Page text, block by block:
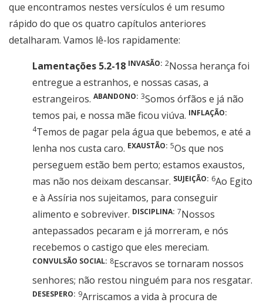
que encontramos nestes versículos é um resumo
rápido do que os quatro capítulos anteriores
detalharam. Vamos lê-los rapidamente:
Lamentações 5.2-18 INVASÃO: 2Nossa herança foi
entregue a estranhos, e nossas casas, a
estrangeiros. ABANDONO: 3Somos órfãos e já não
temos pai, e nossa mãe ficou viúva. INFLAÇÃO:
4Temos de pagar pela água que bebemos, e até a
lenha nos custa caro. EXAUSTÃO: 5Os que nos
perseguem estão bem perto; estamos exaustos,
mas não nos deixam descansar. SUJEIÇÃO: 6Ao Egito
e à Assíria nos sujeitamos, para conseguir
alimento e sobreviver. DISCIPLINA: 7Nossos
antepassados pecaram e já morreram, e nós
recebemos o castigo que eles mereciam.
CONVULSÃO SOCIAL: 8Escravos se tornaram nossos
senhores; não restou ninguém para nos resgatar.
DESESPERO: 9Arriscamos a vida à procura de